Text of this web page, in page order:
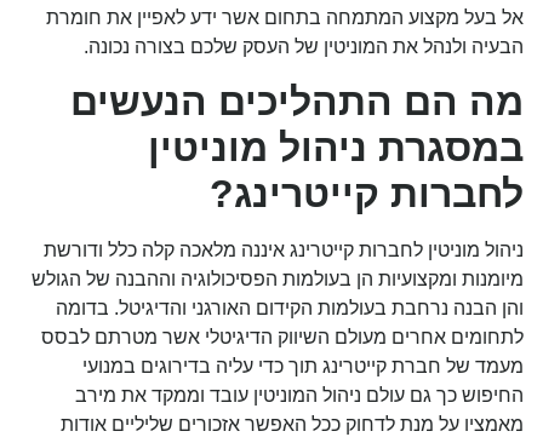
אל בעל מקצוע המתמחה בתחום אשר ידע לאפיין את חומרת
הבעיה ולנהל את המוניטין של העסק שלכם בצורה נכונה.
מה הם התהליכים הנעשים
במסגרת ניהול מוניטין
לחברות קייטרינג?
ניהול מוניטין לחברות קייטרינג איננה מלאכה קלה כלל ודורשת
מיומנות ומקצועיות הן בעולמות הפסיכולוגיה וההבנה של הגולש
והן הבנה נרחבת בעולמות הקידום האורגני והדיגיטל. בדומה
לתחומים אחרים מעולם השיווק הדיגיטלי אשר מטרתם לבסס
מעמד של חברת קייטרינג תוך כדי עליה בדירוגים במנועי
החיפוש כך גם עולם ניהול המוניטין עובד וממקד את מירב
מאמציו על מנת לדחוק ככל האפשר אזכורים שליליים אודות